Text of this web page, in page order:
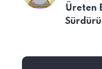
Üreten